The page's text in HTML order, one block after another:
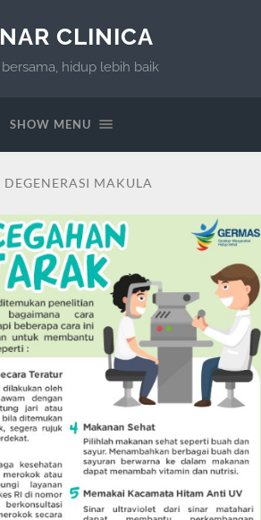
CLINICA
hidup lebih baik
SHOW MENU
DEGENERASI MAKULA